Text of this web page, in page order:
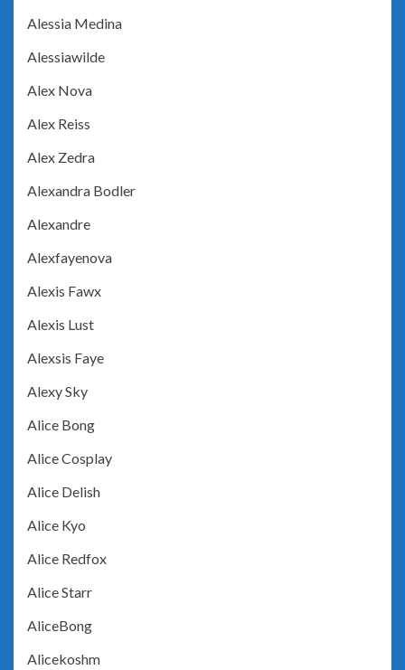
Alessia Medina
Alessiawilde
Alex Nova
Alex Reiss
Alex Zedra
Alexandra Bodler
Alexandre
Alexfayenova
Alexis Fawx
Alexis Lust
Alexsis Faye
Alexy Sky
Alice Bong
Alice Cosplay
Alice Delish
Alice Kyo
Alice Redfox
Alice Starr
AliceBong
Alicekoshm